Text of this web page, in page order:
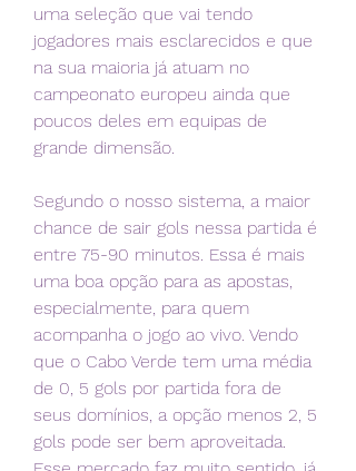
uma seleção que vai tendo
jogadores mais esclarecidos e que
na sua maioria já atuam no
campeonato europeu ainda que
poucos deles em equipas de
grande dimensão.
Segundo o nosso sistema, a maior
chance de sair gols nessa partida é
entre 75-90 minutos. Essa é mais
uma boa opção para as apostas,
especialmente, para quem
acompanha o jogo ao vivo. Vendo
que o Cabo Verde tem uma média
de 0, 5 gols por partida fora de
seus domínios, a opção menos 2, 5
gols pode ser bem aproveitada.